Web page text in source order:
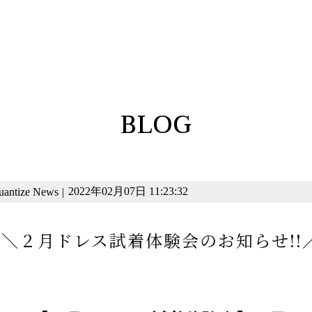
BLOG
News | 2022年02月07日 11:23:32
２月ドレス試着体験会のお知らせ!!